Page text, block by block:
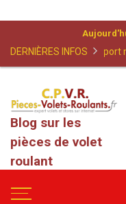
DERNIÈRES INFOS
Support
Blog sur les
pièces de volet
roulant
les pièces pour réparer